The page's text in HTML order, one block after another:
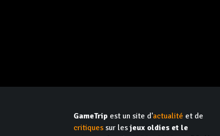
GameTrip est un site d'actualité et de
critiques sur lesjeux oldies et le